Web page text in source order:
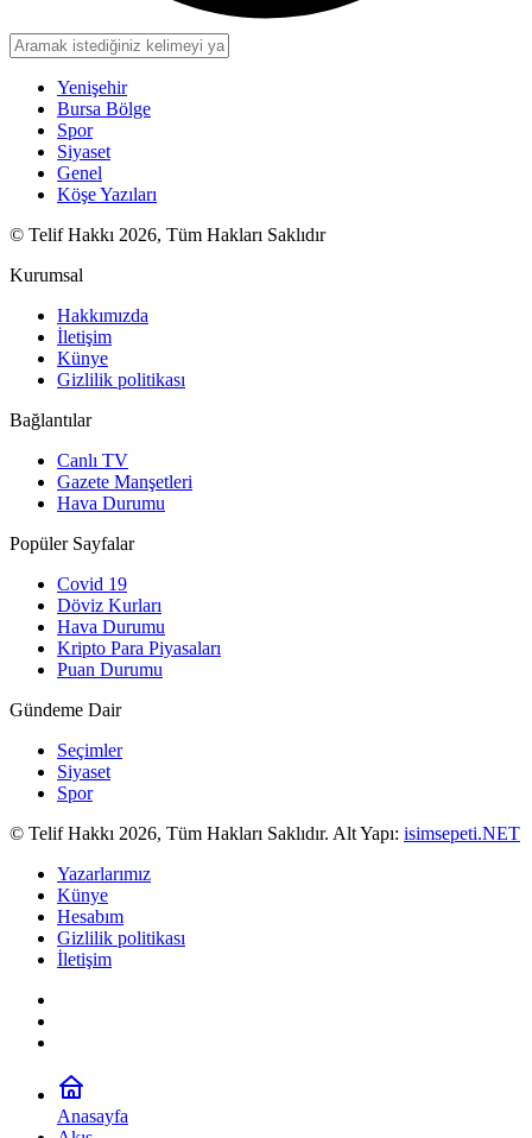
Yenişehir
Bursa Bölge
Spor
Siyaset
Genel
Köşe Yazıları
© Telif Hakkı 2026, Tüm Hakları Saklıdır
Kurumsal
Hakkımızda
İletişim
Künye
Gizlilik politikası
Bağlantılar
Canlı TV
Gazete Manşetleri
Hava Durumu
Popüler Sayfalar
Covid 19
Döviz Kurları
Hava Durumu
Kripto Para Piyasaları
Puan Durumu
Gündeme Dair
Seçimler
Siyaset
Spor
© Telif Hakkı 2026, Tüm Hakları Saklıdır. Alt Yapı: isimsepeti.NET
Yazarlarımız
Künye
Hesabım
Gizlilik politikası
İletişim
Anasayfa